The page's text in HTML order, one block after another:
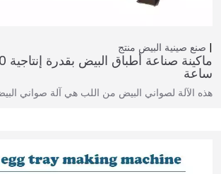
صنع صينية البيض منتج
ساعة
هذه الآلة لصواني البيض من اللب هي آلة صواني